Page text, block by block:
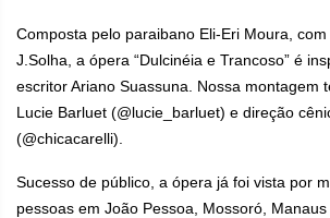
Composta pelo paraibano Eli-Eri Moura, com
J.Solha, a ópera “Dulcinéia e Trancoso” é
escritor Ariano Suassuna. Nossa montagem
Lucie Barluet (@lucie_barluet) e direção
(@chicacarelli).
Sucesso de público, a ópera já foi vista por
pessoas em João Pessoa, Mossoró,